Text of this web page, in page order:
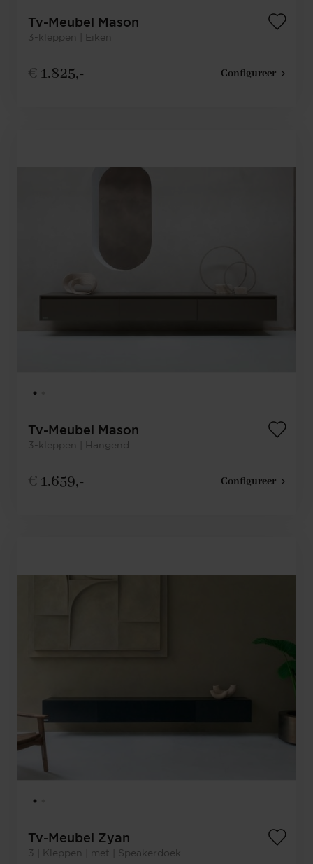
Tv-Meubel Mason
3-kleppen | Eiken
€ 1.825,- Configureer
Tv-Meubel Mason
3-kleppen | Hangend
€ 1.659,- Configureer
Tv-Meubel Zyan
3 | Kleppen | met | Speakerdoek